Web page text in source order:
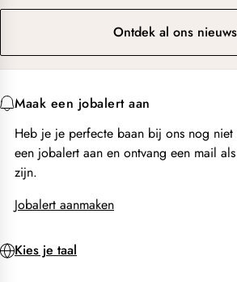
Ontdek al ons nieuws
Maak een jobalert aan
Heb je je perfecte baan bij ons nog
een jobalert aan en ontvang een mail
zijn.
Jobalert aanmaken
Kies je taal